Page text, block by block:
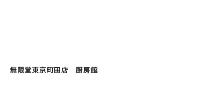
無限堂東京町田店 厨房館